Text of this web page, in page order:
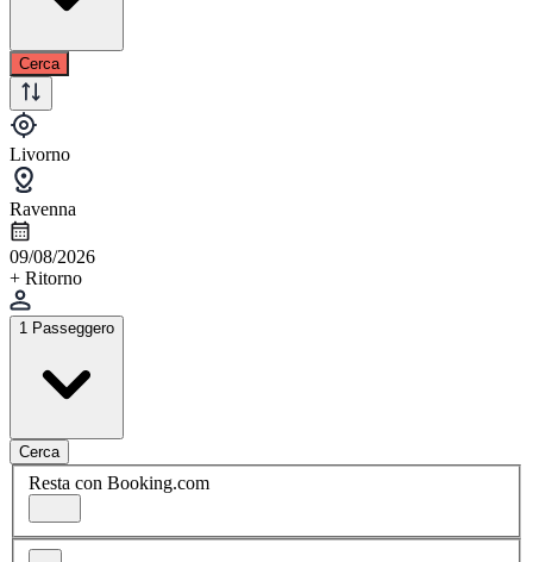
Cerca
Livorno
Ravenna
09/08/2026
+ Ritorno
1 Passeggero
Cerca
Resta con Booking.com